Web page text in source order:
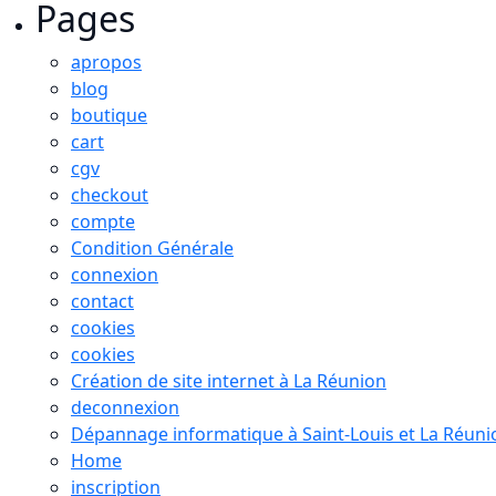
Pages
apropos
blog
boutique
cart
cgv
checkout
compte
Condition Générale
connexion
contact
cookies
cookies
Création de site internet à La Réunion
deconnexion
Dépannage informatique à Saint-Louis et La
Home
inscription